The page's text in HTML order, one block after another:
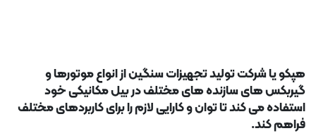
هپکو یا شرکت تولید تجهیزات سنگین از انواع موتورها و
گیربکس های سازنده های مختلف در بیل مکانیکی خود
استفاده می کند تا توان و کارایی لازم را برای کاربردهای مختلف
فراهم کند.